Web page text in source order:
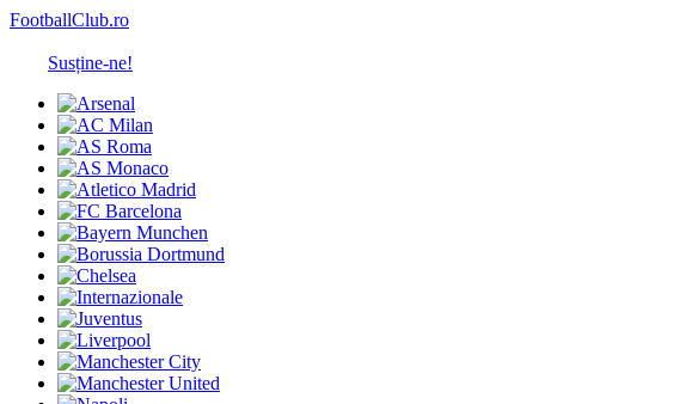
FootballClub.ro
Susține-ne!